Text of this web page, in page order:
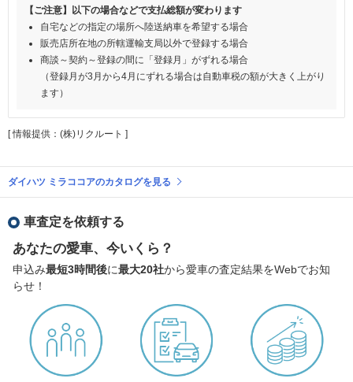
【ご注意】以下の場合などで支払総額が変わります
自宅などの指定の場所へ陸送納車を希望する場合
販売店所在地の所轄運輸支局以外で登録する場合
商談～契約～登録の間に「登録月」がずれる場合
（登録月が3月から4月にずれる場合は自動車税の額が大きく上がり
ます）
[ 情報提供：(株)リクルート ]
ダイハツ ミラココアのカタログを見る
車査定を依頼する
あなたの愛車、今いくら？
申込み最短3時間後に最大20社から愛車の査定結果をWebでお知
らせ！